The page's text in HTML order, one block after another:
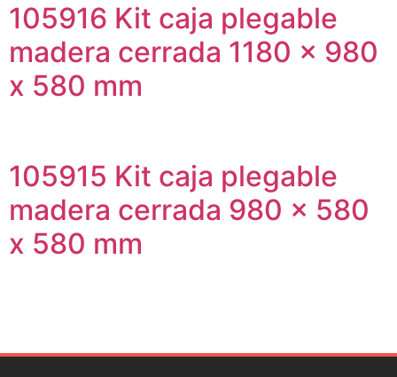
105916 Kit caja plegable
madera cerrada 1180 x 980
x 580 mm
105915 Kit caja plegable
madera cerrada 980 x 580
x 580 mm